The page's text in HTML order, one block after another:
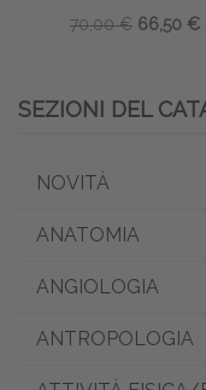
70,00 € 66,50 €
SEZIONI DEL
NOVITÀ
ANATOMIA
ANGIOLOGIA
ANTROPOLOGIA